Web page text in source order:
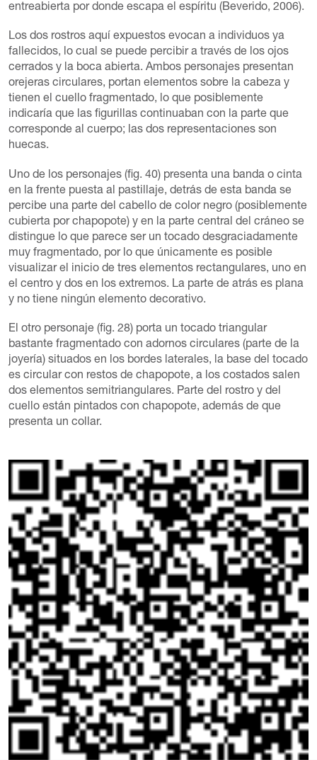
entreabierta por donde escapa el espíritu (Beverido, 2006).
Los dos rostros aquí expuestos evocan a individuos ya
fallecidos, lo cual se puede percibir a través de los ojos
cerrados y la boca abierta. Ambos personajes presentan
orejeras circulares, portan elementos sobre la cabeza y
tienen el cuello fragmentado, lo que posiblemente
indicaría que las figurillas continuaban con la parte que
corresponde al cuerpo; las dos representaciones son
huecas.
Uno de los personajes (fig. 40) presenta una banda o cinta
en la frente puesta al pastillaje, detrás de esta banda se
percibe una parte del cabello de color negro (posiblemente
cubierta por chapopote) y en la parte central del cráneo se
distingue lo que parece ser un tocado desgraciadamente
muy fragmentado, por lo que únicamente es posible
visualizar el inicio de tres elementos rectangulares, uno en
el centro y dos en los extremos. La parte de atrás es plana
y no tiene ningún elemento decorativo.
El otro personaje (fig. 28) porta un tocado triangular
bastante fragmentado con adornos circulares (parte de la
joyería) situados en los bordes laterales, la base del tocado
es circular con restos de chapopote, a los costados salen
dos elementos semitriangulares. Parte del rostro y del
cuello están pintados con chapopote, además de que
presenta un collar.